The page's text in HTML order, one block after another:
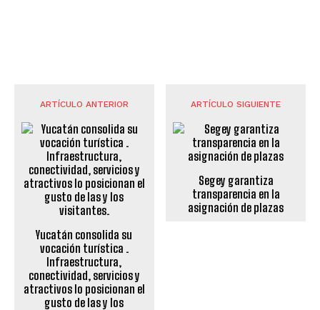
ARTÍCULO ANTERIOR
Yucatán consolida su
vocación turística .
Infraestructura,
conectividad, servicios y
atractivos lo posicionan el
gusto de las y los
ARTÍCULO SIGUIENTE
Segey garantiza
transparencia en la
asignación de plazas